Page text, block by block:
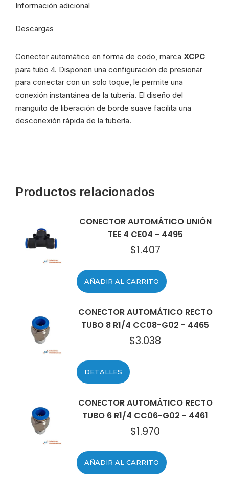
Información adicional
Descargas
Conector automático en forma de codo, marca XCPC
para tubo 4. Disponen una configuración de presionar
para conectar con un solo toque, le permite una
conexión instantánea de la tubería. El diseño del
manguito de liberación de borde suave facilita una
desconexión rápida de la tubería.
Productos relacionados
CONECTOR AUTOMÁTICO UNIÓN
TEE 4 CE04 - 4495
$1.407
AÑADIR AL CARRITO
CONECTOR AUTOMÁTICO RECTO
TUBO 8 R1/4 CC08-G02 - 4465
$3.038
DETALLES
CONECTOR AUTOMÁTICO RECTO
TUBO 6 R1/4 CC06-G02 - 4461
$1.970
AÑADIR AL CARRITO